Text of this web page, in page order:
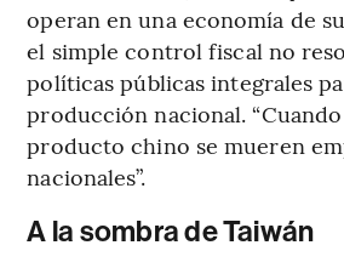
operan en una economía de
el simple control fiscal no
políticas públicas integrales
producción nacional.
producto chino se mueren
nacionales”.
A la sombra de Taiwán